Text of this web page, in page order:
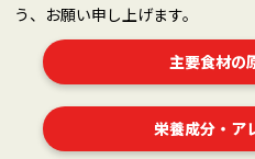
う、お願い申し上げます。
主要食材の
栄養成分・ア